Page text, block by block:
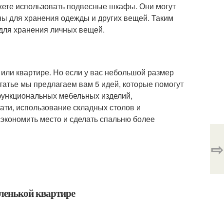
использовать подвесные шкафы. Они могут
для хранения одежды и других вещей. Таким
хранения личных вещей.
квартире. Но если у вас небольшой размер
мы предлагаем вам 5 идей, которые помогут
мебельных изделий,
использование складных столов и
место и сделать спальню более
квартире
⇨